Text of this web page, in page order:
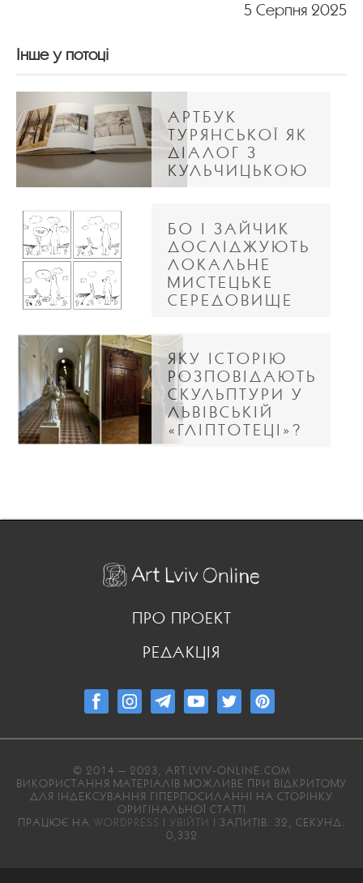
5 Серпня 2025
Інше у потоці
АРТБУК
ТУРЯНСЬКОЇ ЯК
ДІАЛОГ З
КУЛЬЧИЦЬКОЮ
БО І ЗАЙЧИК
ДОСЛІДЖУЮТЬ
ЛОКАЛЬНЕ
МИСТЕЦЬКЕ
СЕРЕДОВИЩЕ
ЯКУ ІСТОРІЮ
РОЗПОВІДАЮТЬ
СКУЛЬПТУРИ У
ЛЬВІВСЬКІЙ
«ГЛІПТОТЕЦІ»?
ПРО ПРОЕКТ
РЕДАКЦІЯ
© 2014 — 2023, ART.LVIV-ONLINE.COM
ВИКОРИСТАННЯ МАТЕРІАЛІВ МОЖЛИВЕ ПРИ ВІДКРИТОМУ
ДЛЯ ІНДЕКСУВАННЯ ГІПЕРПОСИЛАННІ НА СТОРІНКУ
ОРИГІНАЛЬНОЇ СТАТТІ
ПРАЦЮЄ НА WORDPRESS | УВІЙТИ | ЗАПИТІВ: 32, СЕКУНД:
0,332